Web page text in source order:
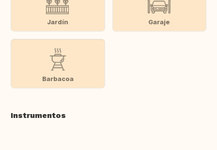
Jardín Garaje
Barbacoa
Instrumentos